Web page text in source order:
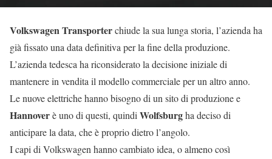
Volkswagen Transporterchiude la sua lunga storia, l’azienda ha
già fissato una data definitiva per la fine della produzione.
L’azienda tedesca ha riconsiderato la decisione iniziale di
mantenere in vendita il modello commerciale per un altro anno.
Le nuove elettriche hanno bisogno di un sito di produzione e
Hannoverè uno di questi, quindiWolfsburgha deciso di
anticipare la data, che è proprio dietro l’angolo.
I capi di Volkswagen hanno cambiato idea, o almeno così